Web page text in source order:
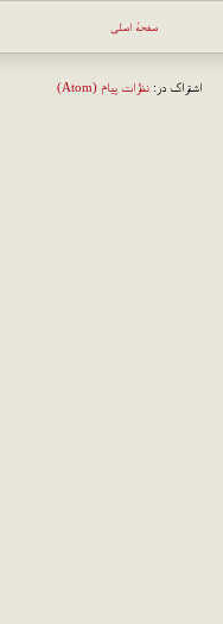
صفحهٔ اصلی
اشتراک در:نظرات پیام (Atom)